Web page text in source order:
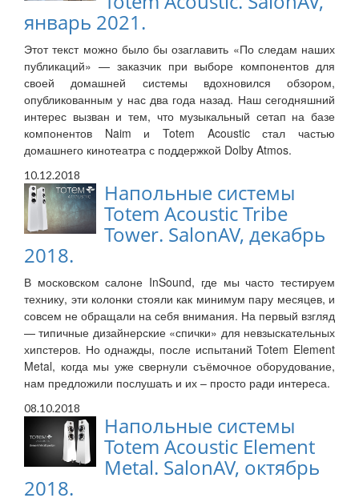
январь 2021.
Этот текст можно было бы озаглавить «По следам наших
публикаций» — заказчик при выборе компонентов для
своей домашней системы вдохновился обзором,
опубликованным у нас два года назад. Наш сегодняшний
интерес вызван и тем, что музыкальный сетап на базе
компонентов Naim и Totem Acoustic стал частью
домашнего кинотеатра с поддержкой Dolby Atmos.
10.12.2018
Напольные системы
Totem Acoustic Tribe
Tower. SalonAV, декабрь
2018.
В московском салоне InSound, где мы часто тестируем
технику, эти колонки стояли как минимум пару месяцев, и
совсем не обращали на себя внимания. На первый взгляд
— типичные дизайнерские «спички» для невзыскательных
хипстеров. Но однажды, после испытаний Totem Element
Metal, когда мы уже свернули съёмочное оборудование,
нам предложили послушать и их – просто ради интереса.
08.10.2018
Напольные системы
Totem Acoustic Element
Metal. SalonAV, октябрь
2018.